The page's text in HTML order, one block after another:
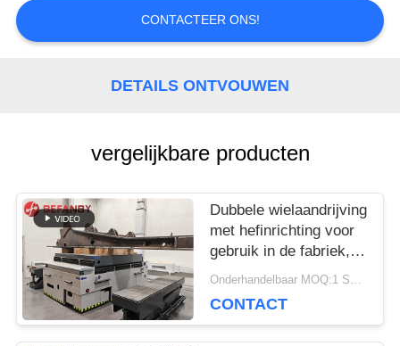
CITAAT
SITEMAP
PRIVACY
POLICY
CONTACTEER ONS!
DETAILS ONTVOUWEN
vergelijkbare producten
Dubbele wielaandrijving
met hefinrichting voor
gebruik in de fabriek,
railgebonden
Onderhandelbaar MOQ:1 Set/Sets
CONTACT